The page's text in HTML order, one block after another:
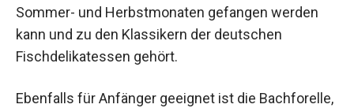
Sommer- und Herbstmonaten gefangen werden
kann und zu den Klassikern der deutschen
Fischdelikatessen gehört.
Ebenfalls für Anfänger geeignet ist die Bachforelle,